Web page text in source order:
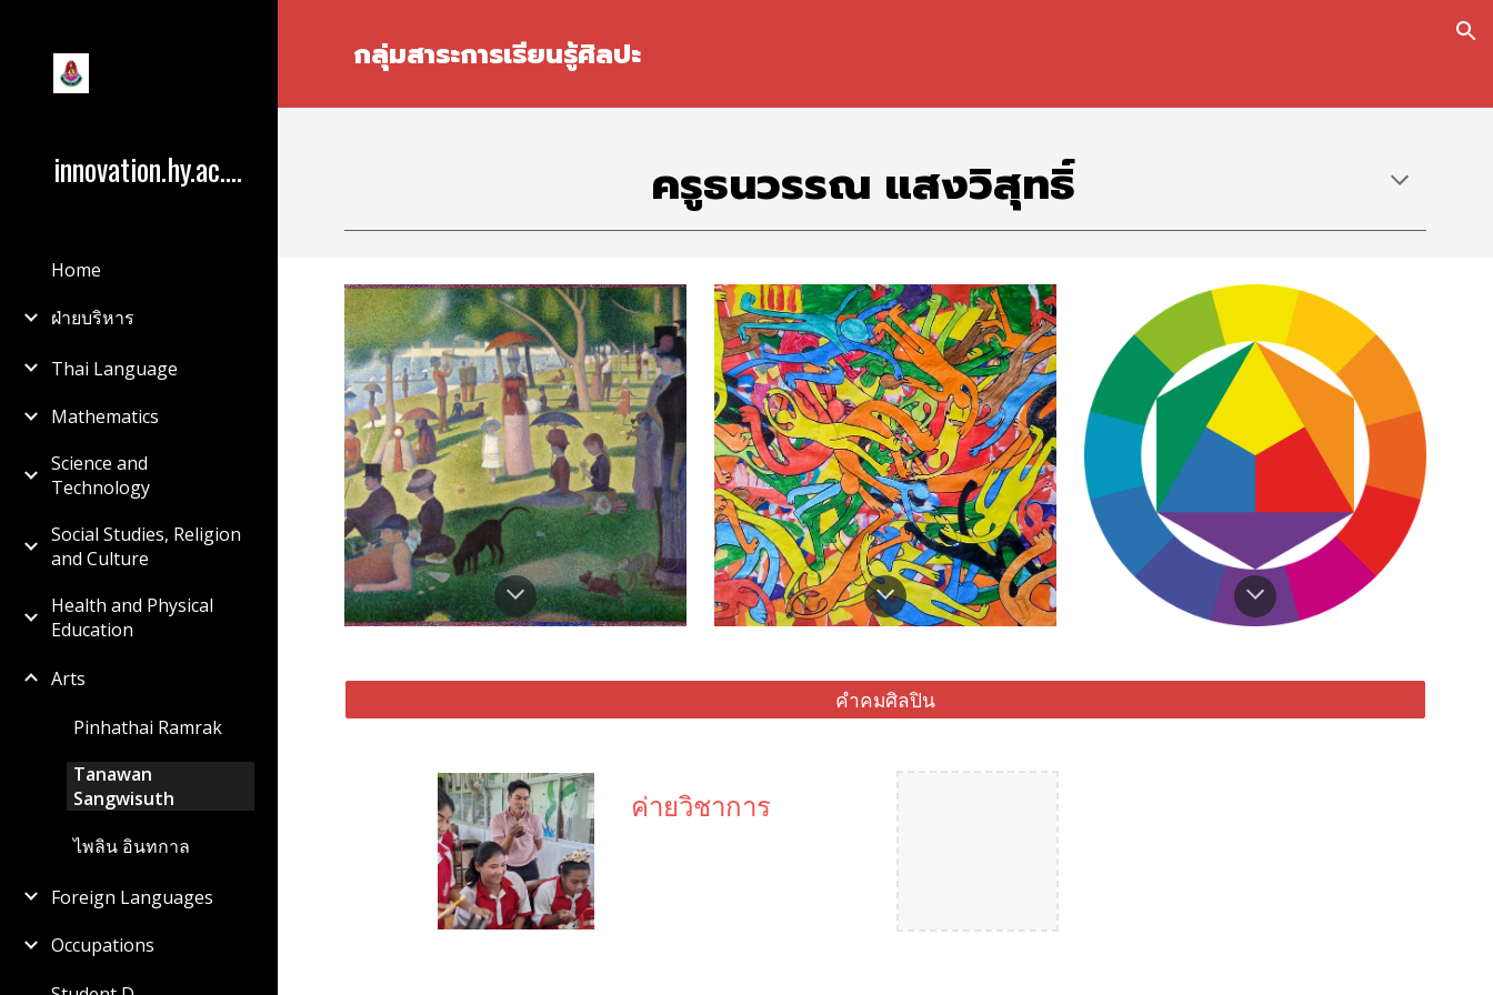
Skip to main content
innovation.hy.ac.th
Home
ฝ่ายบริหาร
Thai Language
Mathematics
Science and
Technology
Social Studies, Religion
and Culture
Health and Physical
Education
Arts
Pinhathai Ramrak
Tanawan
Sangwisuth
ไพลิน อินทกาล
Foreign Languages
Occupations
กลุ่มสาระการเรียนรู้ศิลปะ
ครูธนวรรณ แสงวิสุทธิ์
คำคมศิลปิน
ค่ายวิชาการ